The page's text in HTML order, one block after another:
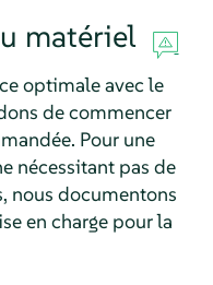
matériel
optimale avec le
de commencer
Pour une
nécessitant pas de
nous documentons
en charge pour la